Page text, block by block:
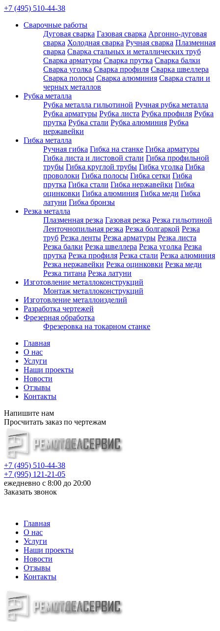
+7 (495) 510-44-38
Сварочные работы
Дуговая сварка Газовая сварка Аргонно-дуговая
сварка Холодная сварка Ручная сварка Плазменная
сварка Сварка стальных и металлических труб
Сварка арматуры Сварка прутка Сварка балки
Сварка уголка Сварка профиля Сварка швеллера
Сварка полосы Сварка алюминия Сварка стали и
черных металлов
Рубка металла
Рубка металла гильотиной Ручная рубка металла
Рубка арматуры Рубка листа Рубка профиля Рубка
прутка Рубка стали Рубка алюминия Рубка
нержавейки
Гибка металла
Ручная гибка Гибка на станке Гибка арматуры
Гибка листа и листовой стали Гибка профильной
трубы Гибка круглой трубы Гибка уголка Гибка
проволоки Гибка полосы Гибка сетки Гибка
прутка Гибка стали Гибка нержавейки Гибка
оцинковки Гибка алюминия Гибка меди Гибка
латуни Гибка бронзы
Резка металла
Плазменная резка Газовая резка Резка гильотиной
Ленточнопильная резка Резка болгаркой Резка
труб Резка ленты Резка арматуры Резка листа
Резка балки Резка швеллера Резка уголка Резка
прутка Резка профиля Резка стали Резка алюминия
Резка нержавейки Резка оцинковки Резка меди
Резка титана Резка латуни
Изготовление металлоконструкций
Монтаж металлоконструкций
Изготовление металлоизделий
Разработка чертежей
Фрезерная обработка
Фрезеровка на токарном станке
Главная
О нас
Услуги
Наши проекты
Новости
Отзывы
Контакты
Напишите нам
Просчитать заказ по чертежам
+7 (495) 510-44-38
+7 (995) 121-21-05
ежедневно с 8:00 до 20:00
Заказать звонок
Главная
О нас
Услуги
Наши проекты
Новости
Отзывы
Контакты